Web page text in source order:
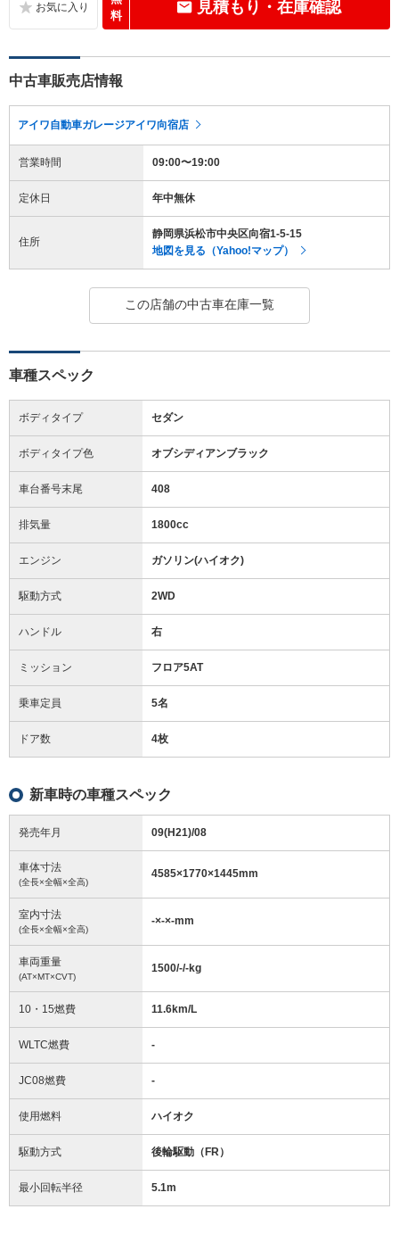
料
見積もり・在庫確認
中古車販売店情報
アイワ自動車ガレージアイワ向宿店
営業時間 09:00〜19:00
定休日 年中無休
住所
静岡県浜松市中央区向宿1-5-15
地図を見る（Yahoo!マップ）
この店舗の中古車在庫一覧
車種スペック
ボディタイプ セダン
ボディタイプ色 オブシディアンブラック
車台番号末尾 408
排気量 1800cc
エンジン ガソリン(ハイオク)
駆動方式 2WD
ハンドル 右
ミッション フロア5AT
乗車定員 5名
ドア数 4枚
新車時の車種スペック
発売年月 09(H21)/08
車体寸法
(全長×全幅×全高)
4585×1770×1445mm
室内寸法
(全長×全幅×全高)
-×-×-mm
車両重量
(AT×MT×CVT)
1500/-/-kg
10・15燃費 11.6km/L
WLTC燃費 -
JC08燃費 -
使用燃料 ハイオク
駆動方式 後輪駆動（FR）
最小回転半径 5.1m